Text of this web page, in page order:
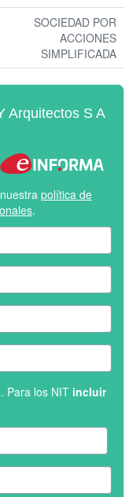
SOCIEDAD POR
ACCIONES
SIMPLIFICADA
Arquitectos S A
política de
.
Para los NIT incluir